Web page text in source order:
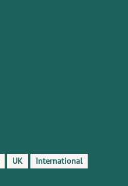
UK International